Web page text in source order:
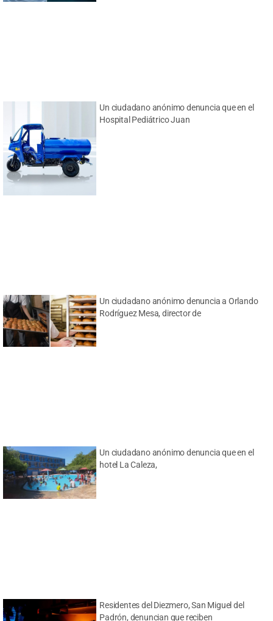
Un ciudadano anónimo denuncia que en el
Hospital Pediátrico Juan
Un ciudadano anónimo denuncia a Orlando
Rodríguez Mesa, director de
Un ciudadano anónimo denuncia que en el
hotel La Caleza,
Residentes del Diezmero, San Miguel del
Padrón, denuncian que reciben